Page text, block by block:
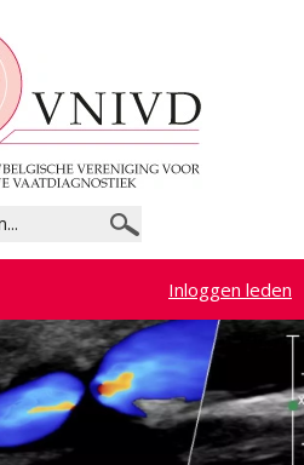
Inloggen leden